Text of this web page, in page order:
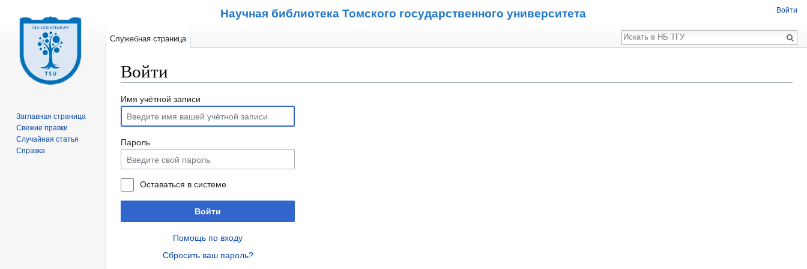
Войти
Имя учётной записи
Пароль
Оставаться в системе
Войти
Помощь по входу
Сбросить ваш пароль?
Войти
Служебная страница
Поиск
Научная библиотека Томского государственного университета
Заглавная страница
Свежие правки
Случайная статья
Справка